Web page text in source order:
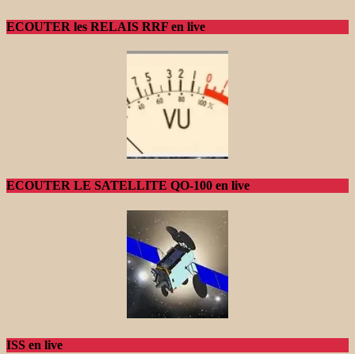
ECOUTER les RELAIS RRF en live
ECOUTER LE SATELLITE QO-100 en live
ISS en live